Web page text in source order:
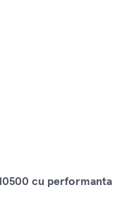
cu performanta